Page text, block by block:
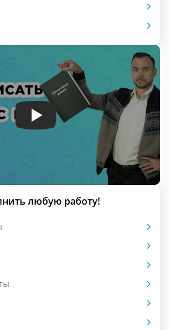
любую работу!